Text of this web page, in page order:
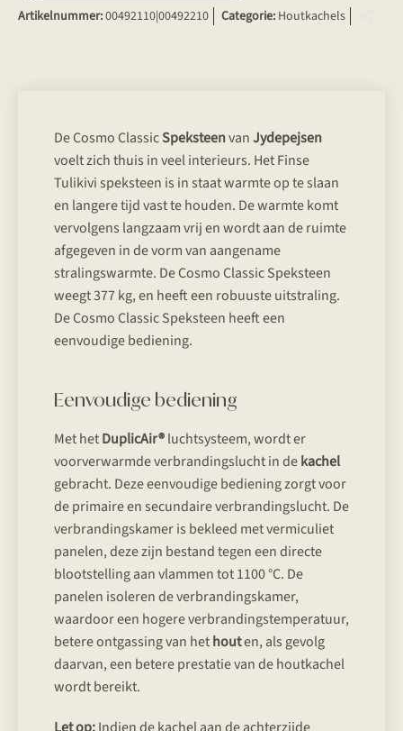
Artikelnummer:00492110|00492210 Categorie: Houtkachels
De Cosmo ClassicSpeksteenvanJydepejsen
voelt zich thuis in veel interieurs. Het Finse
Tulikivi speksteen is in staat warmte op te slaan
en langere tijd vast te houden. De warmte komt
vervolgens langzaam vrij en wordt aan de ruimte
afgegeven in de vorm van aangename
stralingswarmte. De Cosmo Classic Speksteen
weegt 377 kg, en heeft een robuuste uitstraling.
De Cosmo Classic Speksteen heeft een
eenvoudige bediening.
Eenvoudige bediening
Met hetDuplicAir®luchtsysteem, wordt er
voorverwarmde verbrandingslucht in dekachel
gebracht. Deze eenvoudige bediening zorgt voor
de primaire en secundaire verbrandingslucht. De
verbrandingskamer is bekleed met vermiculiet
panelen, deze zijn bestand tegen een directe
blootstelling aan vlammen tot 1100 °C. De
panelen isoleren de verbrandingskamer,
waardoor een hogere verbrandingstemperatuur,
betere ontgassing van hethouten, als gevolg
daarvan, een betere prestatie van de houtkachel
wordt bereikt.
Let op:Indien de kachel aan de achterzijde